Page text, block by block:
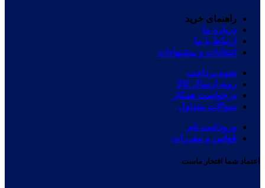
راهنمای خرید
درباره ما
ارتباط با ما
انتقادات و پیشنهادات
نحوه پرداخت
رویه ارسال کالا
درخواست همکار
سوالات متداول
ورود/ثبت نام
قوانین و مقررات
اعتماد شما افتخار ماست